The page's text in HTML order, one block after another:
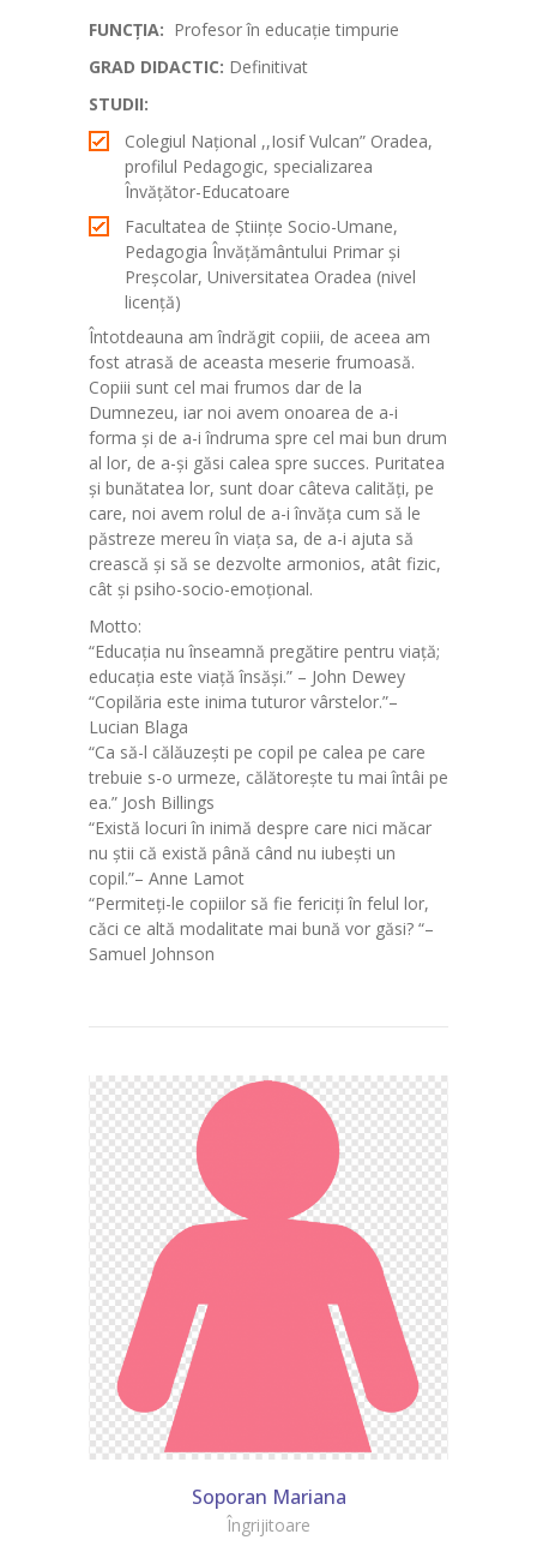
FUNCŢIA: Profesor în educație timpurie
GRAD DIDACTIC: Definitivat
STUDII:
Colegiul Național ,,Iosif Vulcan” Oradea,
profilul Pedagogic, specializarea
Învățător-Educatoare
Facultatea de Științe Socio-Umane,
Pedagogia Învățământului Primar și
Preșcolar, Universitatea Oradea (nivel
licență)
Întotdeauna am îndrăgit copiii, de aceea am
fost atrasă de aceasta meserie frumoasă.
Copiii sunt cel mai frumos dar de la
Dumnezeu, iar noi avem onoarea de a-i
forma și de a-i îndruma spre cel mai bun drum
al lor, de a-și găsi calea spre succes. Puritatea
și bunătatea lor, sunt doar câteva calități, pe
care, noi avem rolul de a-i învăța cum să le
păstreze mereu în viața sa, de a-i ajuta să
crească și să se dezvolte armonios, atât fizic,
cât și psiho-socio-emoțional.
Motto:
“Educația nu înseamnă pregătire pentru viață;
educația este viață însăși.” – John Dewey
“Copilăria este inima tuturor vârstelor.”–
Lucian Blaga
“Ca să-l călăuzești pe copil pe calea pe care
trebuie s-o urmeze, călătorește tu mai întâi pe
ea.” Josh Billings
“Există locuri în inimă despre care nici măcar
nu știi că există până când nu iubești un
copil.”– Anne Lamot
“Permiteți-le copiilor să fie fericiți în felul lor,
căci ce altă modalitate mai bună vor găsi? “–
Samuel Johnson
Soporan Mariana
Îngrijitoare